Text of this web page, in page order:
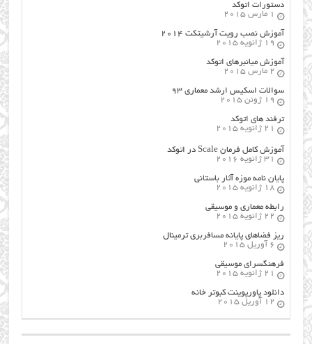
دستورات اتوکد
1 مارس 2015
آموزش نصب رویت آرشیتکت ۲۰۱۴
19 ژانویه 2015
آموزش میانبرهای اتوکد
2 مارس 2015
سوالات اسکیس ارشد معماری ۹۳
19 ژوئن 2015
ترفند های اتوکد
21 ژانویه 2015
آموزش کامل فرمان Scale در اتوکد
31 ژانویه 2016
پایان نامه موزه آثار باستانی
18 ژانویه 2015
رابطه معماری و موسیقی
22 ژانویه 2015
ریز فضاهای پایانه مسافربری ترمینال
6 آوریل 2015
فرهنگسراي موسيقي
21 ژانویه 2015
دانلود پاورپوینت کبوتر خانه
12 آوریل 2015